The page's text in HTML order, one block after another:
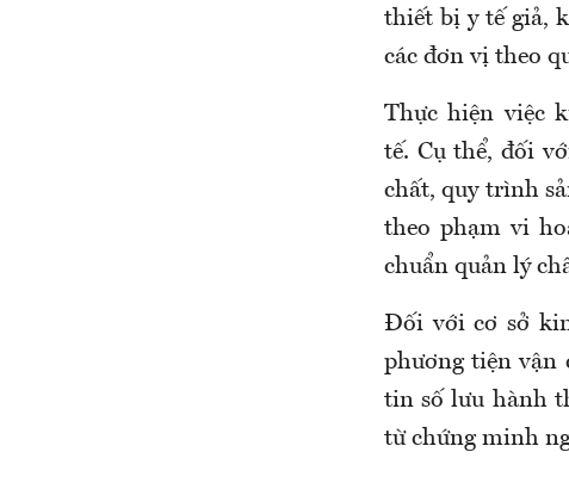
thiết bị y tế giả,
các đơn vị theo
Thực hiện việc
tế. Cụ thể, đối
chất, quy trình
theo phạm vi
chuẩn quản lý
Đối với cơ sở
phương tiện vận
tin số lưu hành
từ chứng minh